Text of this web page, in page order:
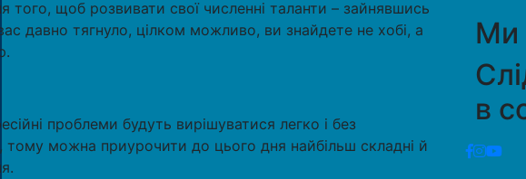
того, щоб розвивати свої численні таланти – зайнявшись
давно тягнуло, цілком можливо, ви знайдете не хобі, а
проблеми будуть вирішуватися легко і без
тому можна приурочити до цього дня найбільш складні й
Ми
в